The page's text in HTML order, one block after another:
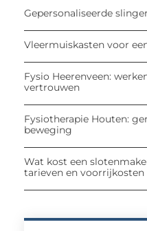
Gepersonaliseerde
Vleermuiskasten voor
Fysio Heerenveen:
vertrouwen
Fysiotherapie Houten:
beweging
Wat kost een
tarieven en voorrijkosten